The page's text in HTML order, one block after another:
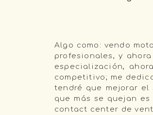
Algo como: vendo
profesionales, y
especialización,
competitivo; me
tendré que mejorar el
que más se quejan
contact center de